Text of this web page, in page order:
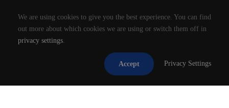
Política de Cookies
AIRMAN SERVICIOS DE RESTAURACION S.L.
TODOS LOS DERECHOS RESERVADOS.
We are using cookies to give you the best experience. You can find
out more about which cookies we are using or switch them off in
privacy settings.
Accept Privacy Settings